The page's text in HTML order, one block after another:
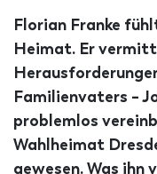
Florian Franke
Heimat. Er
Familienvaters –
problemlos
Wahlheimat
gewesen. Was ihn